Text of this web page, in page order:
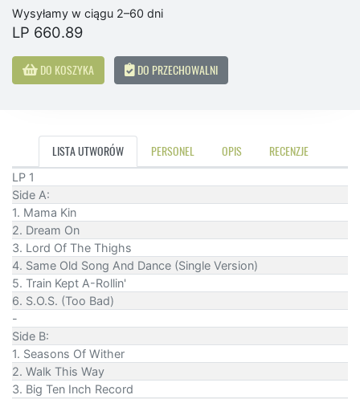
Wysyłamy w ciągu 2–60 dni
LP 660.89
DO KOSZYKA DO PRZECHOWALNI
LISTA UTWORÓW PERSONEL OPIS RECENZJE
LP 1
Side A:
1. Mama Kin
2. Dream On
3. Lord Of The Thighs
4. Same Old Song And Dance (Single Version)
5. Train Kept A-Rollin'
6. S.O.S. (Too Bad)
-
Side B:
1. Seasons Of Wither
2. Walk This Way
3. Big Ten Inch Record